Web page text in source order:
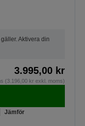
Aktivera din
3.995,00 kr
(3.196,00 kr exkl. moms)
Jämför